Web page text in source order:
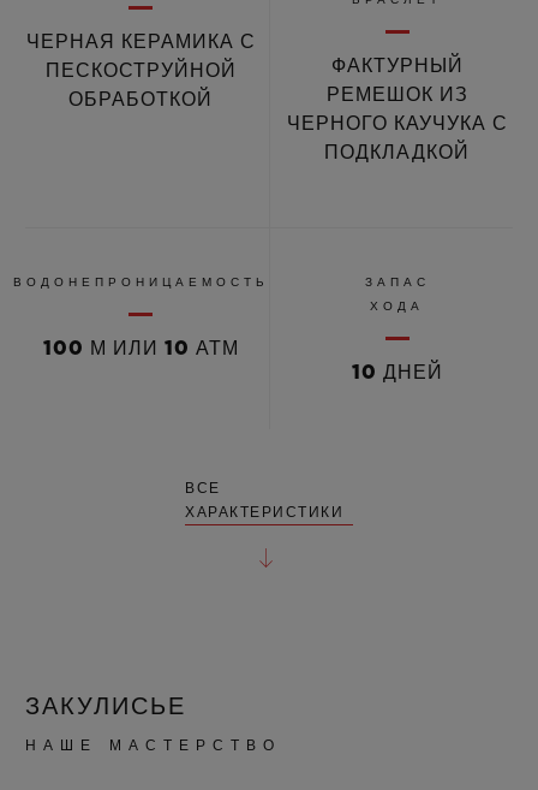
ЧЕРНАЯ КЕРАМИКА С
ПЕСКОСТРУЙНОЙ
ОБРАБОТКОЙ
ФАКТУРНЫЙ
РЕМЕШОК ИЗ
ЧЕРНОГО КАУЧУКА С
ПОДКЛАДКОЙ
ВОДОНЕПРОНИЦАЕМОСТЬ
100 М ИЛИ 10 АТМ
ЗАПАС
ХОДА
10 ДНЕЙ
ВСЕ
ХАРАКТЕРИСТИКИ
ЗАКУЛИСЬЕ
НАШЕ МАСТЕРСТВО